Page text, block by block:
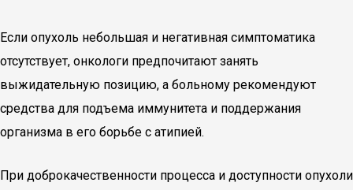
Если опухоль небольшая и негативная симптоматика
отсутствует, онкологи предпочитают занять
выжидательную позицию, а больному рекомендуют
средства для подъема иммунитета и поддержания
организма в его борьбе с атипией.
При доброкачественности процесса и доступности опухоли